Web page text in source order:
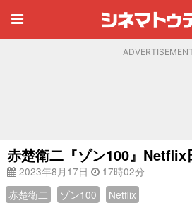
赤楚衛二『ゾン100』Netflix
2023年8月17日
17時02分
赤楚衛二
ゾン100 Netflix